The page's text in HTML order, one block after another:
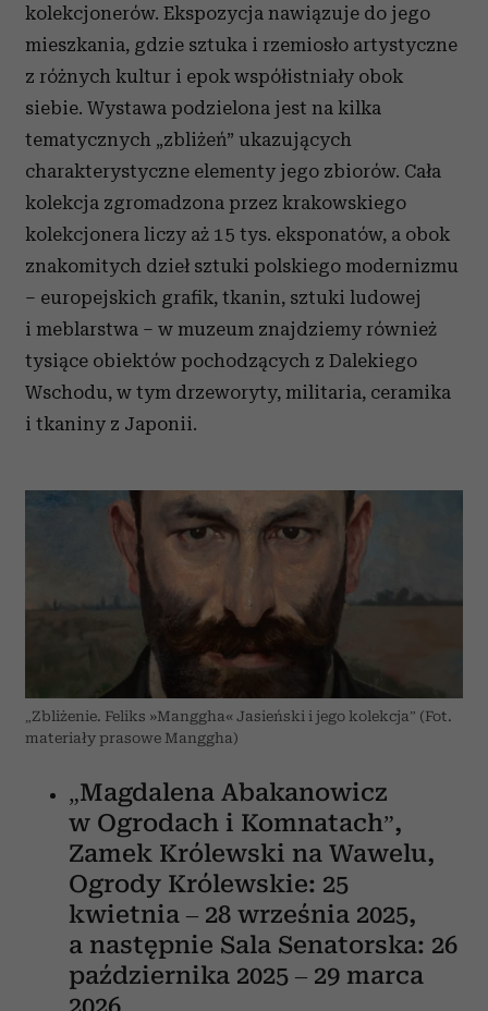
kolekcjonerów. Ekspozycja nawiązuje do jego
mieszkania, gdzie sztuka i rzemiosło artystyczne
z różnych kultur i epok współistniały obok
siebie. Wystawa podzielona jest na kilka
tematycznych „zbliżeń” ukazujących
charakterystyczne elementy jego zbiorów. Cała
kolekcja zgromadzona przez krakowskiego
kolekcjonera liczy aż 15 tys. eksponatów, a obok
znakomitych dzieł sztuki polskiego modernizmu
– europejskich grafik, tkanin, sztuki ludowej
i meblarstwa – w muzeum znajdziemy również
tysiące obiektów pochodzących z Dalekiego
Wschodu, w tym drzeworyty, militaria, ceramika
i tkaniny z Japonii.
„Zbliżenie. Feliks »Manggha« Jasieński i jego kolekcja” (Fot.
materiały prasowe Manggha)
„Magdalena Abakanowicz
w Ogrodach i Komnatach”,
Zamek Królewski na Wawelu,
Ogrody Królewskie: 25
kwietnia – 28 września 2025,
a następnie Sala Senatorska: 26
października 2025 – 29 marca